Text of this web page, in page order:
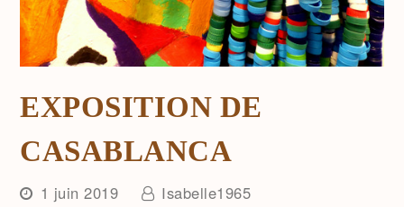
EXPOSITION DE
CASABLANCA
1 juin 2019
Isabelle1965